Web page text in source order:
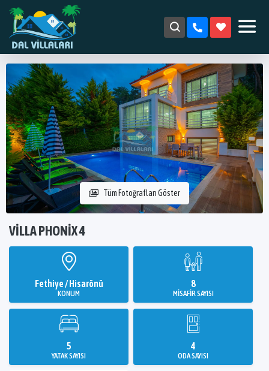
Tüm Fotoğrafları Göster
VILLA PHONIX 4
Fethiye / Hisarönü
KONUM
8
MISAFIR SAYISI
5
YATAK SAYISI
4
ODA SAYISI